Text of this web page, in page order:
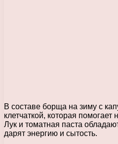
В составе борща на зиму с
клетчаткой, которая
Лук и томатная паста
дарят энергию и сытость.